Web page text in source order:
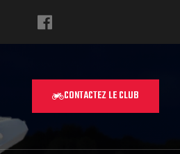
CONTACTEZ LE CLUB